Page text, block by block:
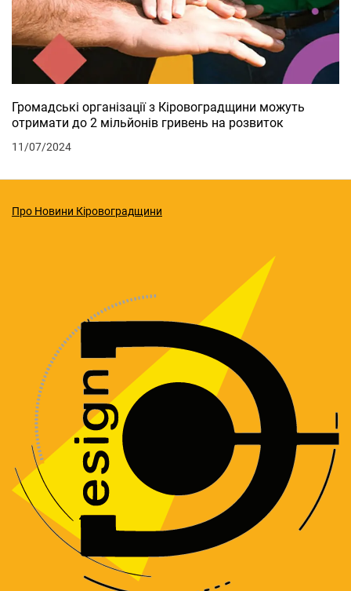
Громадські організації з Кіровоградщини можуть
отримати до 2 мільйонів гривень на розвиток
11/07/2024
Про Новини Кіровоградщини